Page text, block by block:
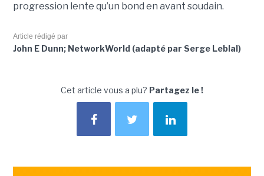
progression lente qu’un bond en avant soudain.
Article rédigé par
John E Dunn; NetworkWorld (adapté par Serge Leblal)
Cet article vous a plu? Partagez le !